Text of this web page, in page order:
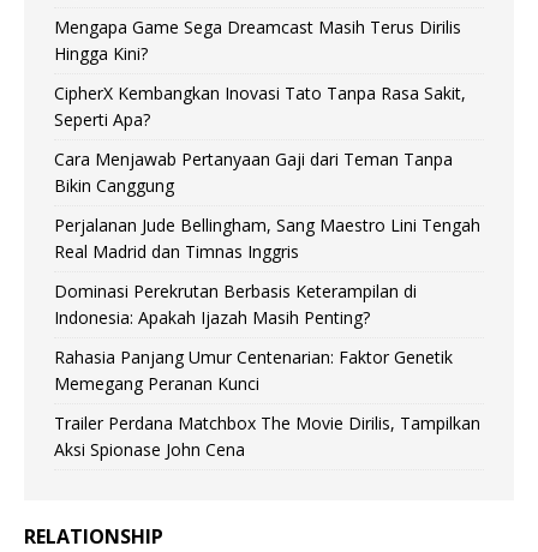
Mengapa Game Sega Dreamcast Masih Terus Dirilis
Hingga Kini?
CipherX Kembangkan Inovasi Tato Tanpa Rasa Sakit,
Seperti Apa?
Cara Menjawab Pertanyaan Gaji dari Teman Tanpa
Bikin Canggung
Perjalanan Jude Bellingham, Sang Maestro Lini Tengah
Real Madrid dan Timnas Inggris
Dominasi Perekrutan Berbasis Keterampilan di
Indonesia: Apakah Ijazah Masih Penting?
Rahasia Panjang Umur Centenarian: Faktor Genetik
Memegang Peranan Kunci
Trailer Perdana Matchbox The Movie Dirilis, Tampilkan
Aksi Spionase John Cena
RELATIONSHIP